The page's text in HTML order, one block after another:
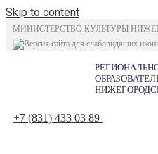
Skip to content
МИНИСТЕРСТВО КУЛЬТУРЫ
+7 (831) 433 03 89